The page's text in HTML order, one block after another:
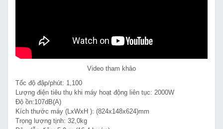
Video tham khảo
Tốc độ đập/phút: 1,100
Lượng điện tiêu thụ khi máy hoạt động liên tục: 2000W
Độ ồn:107dB(A)
Kích thước máy (LxWxH ): (824x148x624)mm
Trọng lượng tịnh: 32,0kg